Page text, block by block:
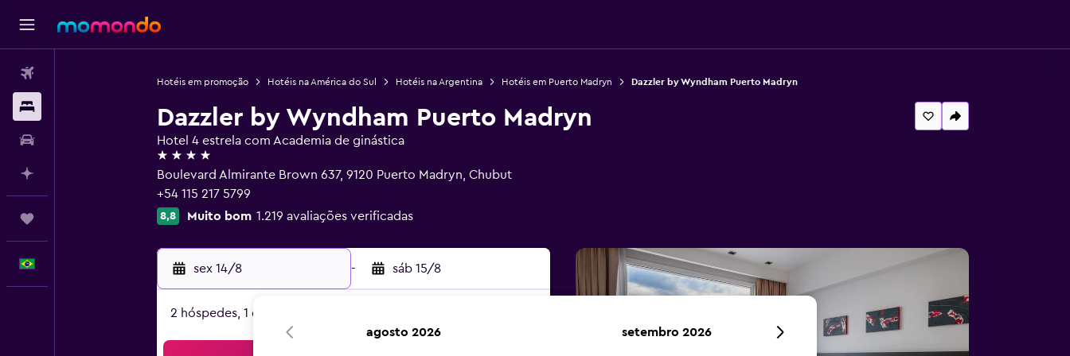
Hotéis em promoção Hotéis na América do Sul Hotéis na Argentina Hotéis em Puerto Madryn Dazzler by Wyndham Puerto Madryn
Dazzler by Wyndham Puerto Madryn
Hotel 4 estrela com Academia de ginástica
4 estrelas
Boulevard Almirante Brown 637, 9120 Puerto Madryn, Chubut
+54 115 217 5799
8,8 Muito bom 1.219 avaliações verificadas
sex 14/8 - sáb 15/8
2 hóspedes, 1 quarto
agosto 2026 setembro 2026